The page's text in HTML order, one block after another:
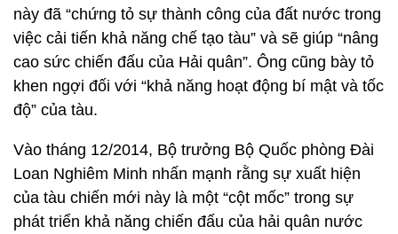
này đã “chứng tỏ sự thành công của đất nước trong
việc cải tiến khả năng chế tạo tàu” và sẽ giúp “nâng
cao sức chiến đấu của Hải quân”. Ông cũng bày tỏ
khen ngợi đối với “khả năng hoạt động bí mật và tốc
độ” của tàu.
Vào tháng 12/2014, Bộ trưởng Bộ Quốc phòng Đài
Loan Nghiêm Minh nhấn mạnh rằng sự xuất hiện
của tàu chiến mới này là một “cột mốc” trong sự
phát triển khả năng chiến đấu của hải quân nước